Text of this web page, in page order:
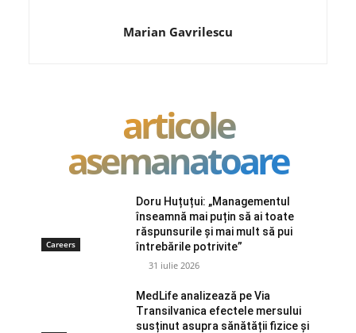
Marian Gavrilescu
articole
asemanatoare
Careers
Doru Huțuțui: „Managementul
înseamnă mai puțin să ai toate
răspunsurile și mai mult să pui
întrebările potrivite”
31 iulie 2026
MedLife analizează pe Via
Transilvanica efectele mersului
susținut asupra sănătății fizice și